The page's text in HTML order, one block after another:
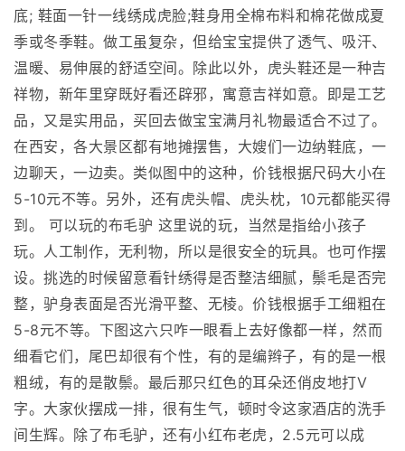
底; 鞋面一针一线绣成虎脸;鞋身用全棉布料和棉花做成夏
季或冬季鞋。做工虽复杂，但给宝宝提供了透气、吸汗、
温暖、易伸展的舒适空间。除此以外，虎头鞋还是一种吉
祥物，新年里穿既好看还辟邪，寓意吉祥如意。即是工艺
品，又是实用品，买回去做宝宝满月礼物最适合不过了。
在西安，各大景区都有地摊摆售，大嫂们一边纳鞋底，一
边聊天，一边卖。类似图中的这种，价钱根据尺码大小在
5-10元不等。另外，还有虎头帽、虎头枕，10元都能买得
到。 可以玩的布毛驴 这里说的玩，当然是指给小孩子
玩。人工制作，无利物，所以是很安全的玩具。也可作摆
设。挑选的时候留意看针绣得是否整洁细腻，鬃毛是否完
整，驴身表面是否光滑平整、无棱。价钱根据手工细粗在
5-8元不等。下图这六只咋一眼看上去好像都一样，然而
细看它们，尾巴却很有个性，有的是编辫子，有的是一根
粗绒，有的是散鬃。最后那只红色的耳朵还俏皮地打V
字。大家伙摆成一排，很有生气，顿时令这家酒店的洗手
间生辉。除了布毛驴，还有小红布老虎，2.5元可以成